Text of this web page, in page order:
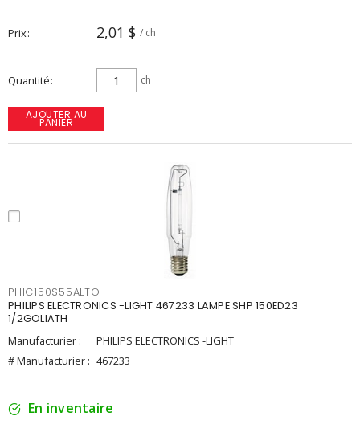
Prix 2,01 $ / ch
Quantité ch
AJOUTER AU
PANIER
PHIC150S55ALTO
PHILIPS ELECTRONICS -LIGHT 467233 LAMPE SHP 150ED23
1/2GOLIATH
Manufacturier :
PHILIPS ELECTRONICS -LIGHT
# Manufacturier : 467233
En inventaire